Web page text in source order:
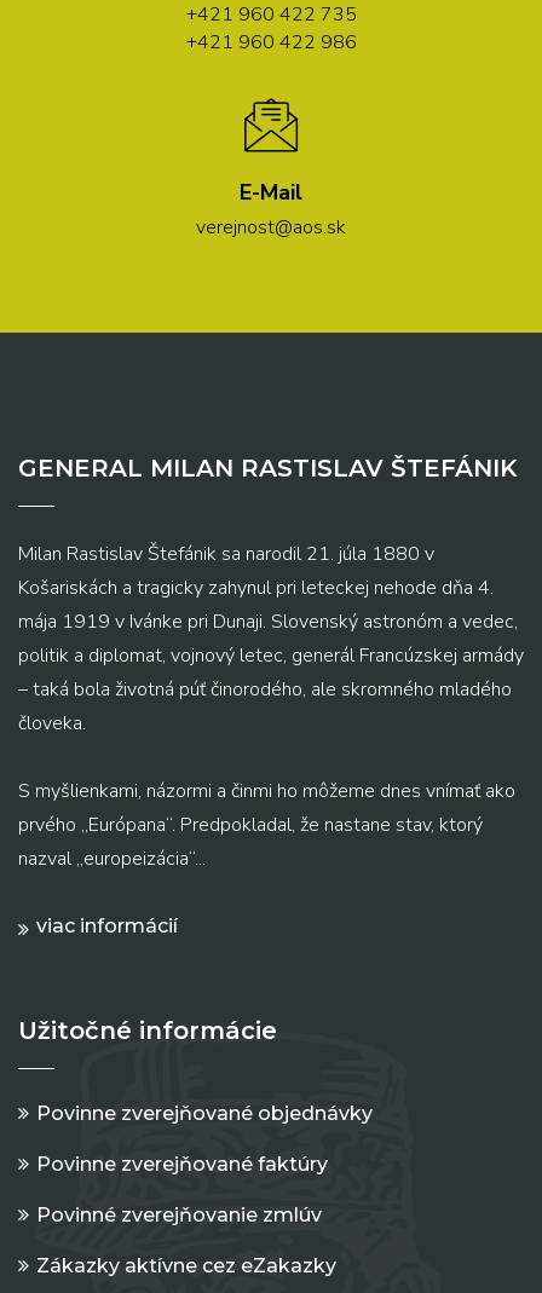
+421 960 422 735
+421 960 422 986
E-Mail
verejnost@aos.sk
GENERAL MILAN RASTISLAV ŠTEFÁNIK
Milan Rastislav Štefánik sa narodil 21. júla 1880 v
Košariskách a tragicky zahynul pri leteckej nehode dňa 4.
mája 1919 v Ivánke pri Dunaji. Slovenský astronóm a vedec,
politik a diplomat, vojnový letec, generál Francúzskej armády
– taká bola životná púť činorodého, ale skromného mladého
človeka.
S myšlienkami, názormi a činmi ho môžeme dnes vnímať ako
prvého „Európana“. Predpokladal, že nastane stav, ktorý
nazval „europeizácia“...
viac informácií
Užitočné informácie
Povinne zverejňované objednávky
Povinne zverejňované faktúry
Povinné zverejňovanie zmlúv
Zákazky aktívne cez eZakazky